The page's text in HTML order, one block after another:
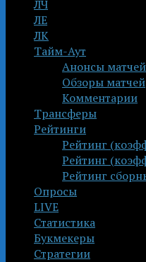
ЛЧ
ЛЕ
ЛК
Тайм-Аут
Анонсы матчей
Обзоры матчей
Комментарии
Трансферы
Рейтинги
Рейтинг
Рейтинг
Рейтинг
Опросы
LIVE
Статистика
Букмекеры
Стратегии